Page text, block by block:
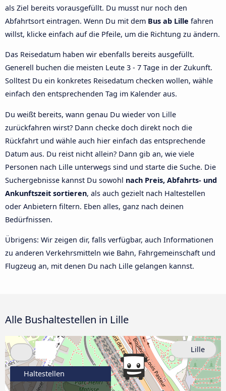
als Ziel bereits vorausgefüllt. Du musst nur noch den
Abfahrtsort eintragen. Wenn Du mit dem Bus ab Lille fahren
willst, klicke einfach auf die Pfeile, um die Richtung zu ändern.
Das Reisedatum haben wir ebenfalls bereits ausgefüllt.
Generell buchen die meisten Leute 3 - 7 Tage in der Zukunft.
Solltest Du ein konkretes Reisedatum checken wollen, wähle
einfach den entsprechenden Tag im Kalender aus.
Du weißt bereits, wann genau Du wieder von Lille
zurückfahren wirst? Dann checke doch direkt noch die
Rückfahrt und wähle auch hier einfach das entsprechende
Datum aus. Du reist nicht allein? Dann gib an, wie viele
Personen nach Lille unterwegs sind und starte die Suche. Die
Suchergebnisse kannst Du sowohl nach Preis, Abfahrts- und
Ankunftszeit sortieren, als auch gezielt nach Haltestellen
oder Anbietern filtern. Eben alles, ganz nach deinen
Bedürfnissen.
Übrigens: Wir zeigen dir, falls verfügbar, auch Informationen
zu anderen Verkehrsmitteln wie Bahn, Fahrgemeinschaft und
Flugzeug an, mit denen Du nach Lille gelangen kannst.
Alle Bushaltestellen in Lille
Haltestellen
Lille